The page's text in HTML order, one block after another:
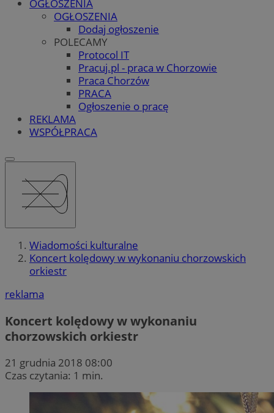
OGŁOSZENIA
OGŁOSZENIA
Dodaj ogłoszenie
POLECAMY
Protocol IT
Pracuj.pl - praca w Chorzowie
Praca Chorzów
PRACA
Ogłoszenie o pracę
REKLAMA
WSPÓŁPRACA
Wiadomości kulturalne
Koncert kolędowy w wykonaniu chorzowskich
orkiestr
reklama
Koncert kolędowy w wykonaniu
chorzowskich orkiestr
21 grudnia 2018 08:00
Czas czytania: 1 min.